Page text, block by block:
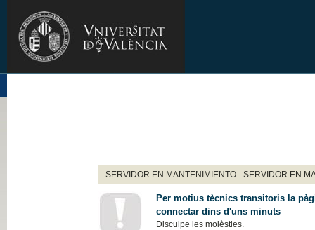
SERVIDOR EN MANTENIMIENTO - SERVIDOR EN
Per motius tècnics transitoris la
connectar dins d'uns minuts
Disculpe les molèsties.